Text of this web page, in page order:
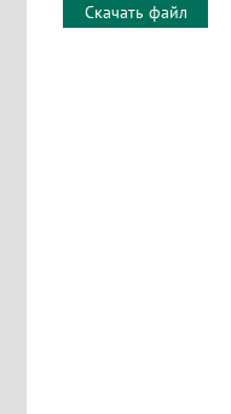
Скачать файл